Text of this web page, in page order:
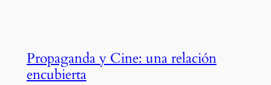
Propaganda y Cine: una relación
encubierta